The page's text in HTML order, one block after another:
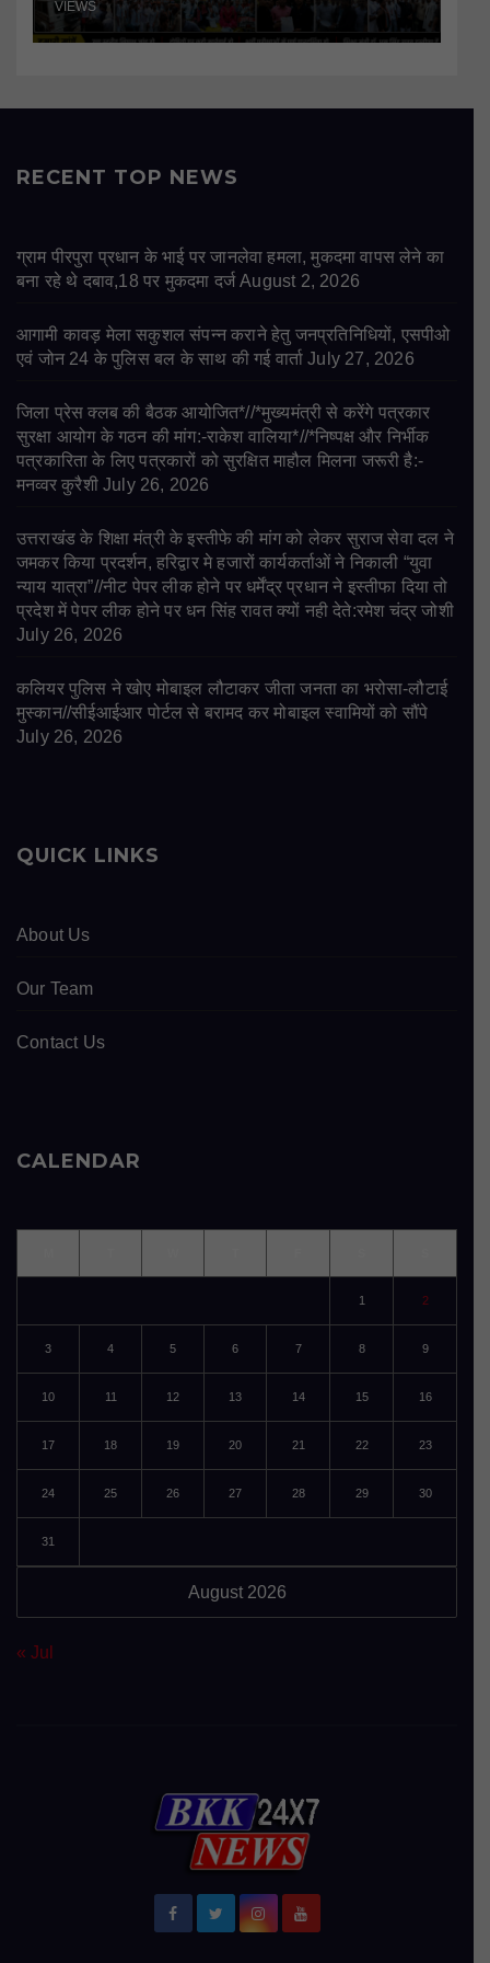
VIEWS
RECENT TOP NEWS
ग्राम पीरपुरा प्रधान के भाई पर जानलेवा हमला, मुकदमा वापस लेने का
बना रहे थे दबाव,18 पर मुकदमा दर्ज August 2, 2026
आगामी कावड़ मेला सकुशल संपन्न कराने हेतु जनप्रतिनिधियों, एसपीओ
एवं जोन 24 के पुलिस बल के साथ की गई वार्ता July 27, 2026
जिला प्रेस क्लब की बैठक आयोजित*//*मुख्यमंत्री से करेंगे पत्रकार
सुरक्षा आयोग के गठन की मांग:-राकेश वालिया*//*निष्पक्ष और निर्भीक
पत्रकारिता के लिए पत्रकारों को सुरक्षित माहौल मिलना जरूरी है:-
मनव्वर कुरैशी July 26, 2026
उत्तराखंड के शिक्षा मंत्री के इस्तीफे की मांग को लेकर सुराज सेवा दल ने
जमकर किया प्रदर्शन, हरिद्वार मे हजारों कार्यकर्ताओं ने निकाली “युवा
न्याय यात्रा”//नीट पेपर लीक होने पर धर्मेंद्र प्रधान ने इस्तीफा दिया तो
प्रदेश में पेपर लीक होने पर धन सिंह रावत क्यों नही देते:रमेश चंद्र जोशी
July 26, 2026
कलियर पुलिस ने खोए मोबाइल लौटाकर जीता जनता का भरोसा-लौटाई
मुस्कान//सीईआईआर पोर्टल से बरामद कर मोबाइल स्वामियों को सौंपे
July 26, 2026
QUICK LINKS
About Us
Our Team
Contact Us
CALENDAR
August 2026
1 2
3 4 5 6 7 8 9
10 11 12 13 14 15 16
17 18 19 20 21 22 23
24 25 26 27 28 29 30
31
« Jul